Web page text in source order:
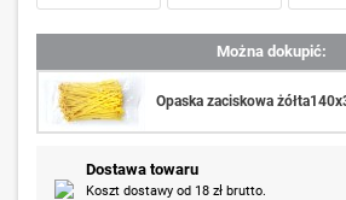
Można dokupić:
Opaska zaciskowa
Dostawa towaru
Koszt dostawy od 18 zł brutto.